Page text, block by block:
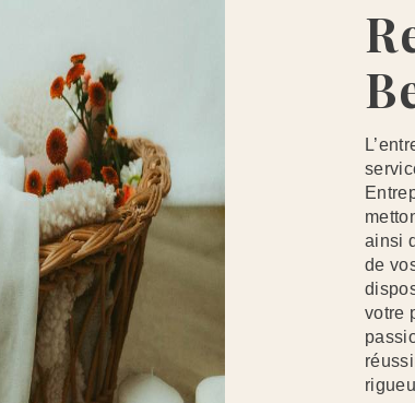
Reportage Entreprise À
ainsi
de
votre